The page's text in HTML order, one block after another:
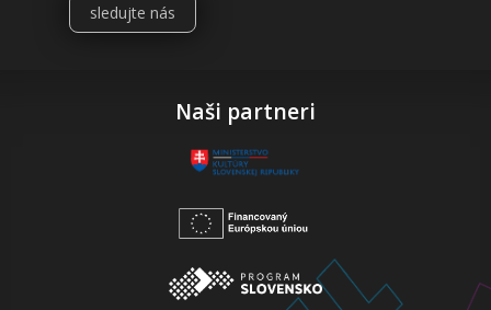
sledujte nás
Naši partneri